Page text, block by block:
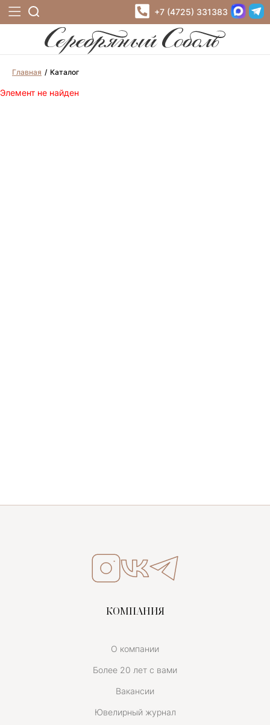
+7 (4725) 331383
Главная Каталог
Элемент не найден
КОМПАНИЯ
О компании
Более 20 лет с вами
Вакансии
Ювелирный журнал